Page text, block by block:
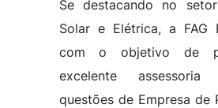
Se destacando no
Solar e Elétrica, a FAG
com o objetivo de
excelente
questões de Empresa de